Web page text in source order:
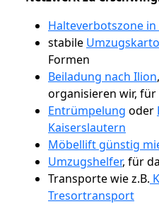
Halteverbotszone
stabile
Formen
Beiladung nach Ilion
organisieren wir, für
Entrümpelung oder
Kaiserslautern
Möbellift günstig
Umzugshelfer, für
Transporte wie z.B.
Tresortransport